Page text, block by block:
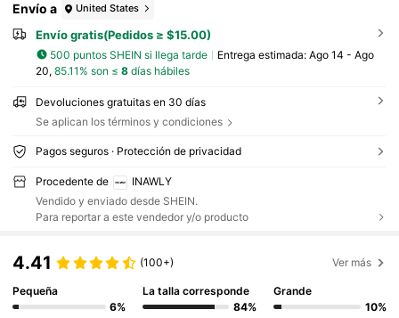
Envío a United States
Envío gratis(Pedidos ≥ $15.00)
500 puntos SHEIN si llega tarde Entrega estimada: Ago 14 - Ago
20, 85.11% son ≤ 8días hábiles
Devoluciones gratuitas en 30 días
Se aplican los términos y condiciones
Pagos seguros · Protección de privacidad
Procedente de
INAWLY
Vendido y enviado desde SHEIN.
Para reportar a este vendedor y/o producto
4.41 (100+) Ver más
Pequeña
6%
La talla corresponde
84%
Grande
10%